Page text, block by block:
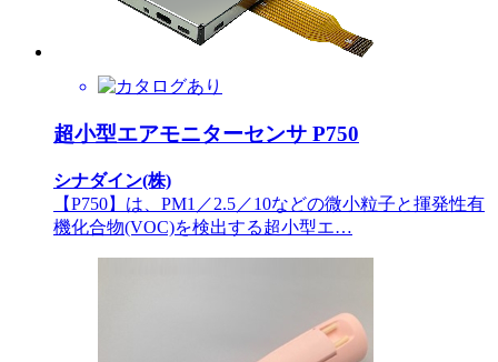
超小型エアモニターセンサ P750
シナダイン(株)
【P750】は、PM1／2.5／10などの微小粒子と揮発性有
機化合物(VOC)を検出する超小型エ…